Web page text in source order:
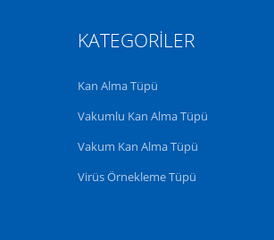
KATEGORILER
Kan Alma Tüpü
Vakumlu Kan Alma Tüpü
Vakum Kan Alma Tüpü
Virüs Örnekleme Tüpü